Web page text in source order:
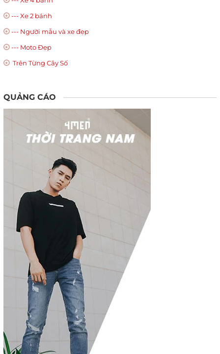
--- Xe 2 bánh
--- Người mẫu và xe đẹp
--- Moto Đẹp
Trên Từng Cây Số
QUẢNG CÁO